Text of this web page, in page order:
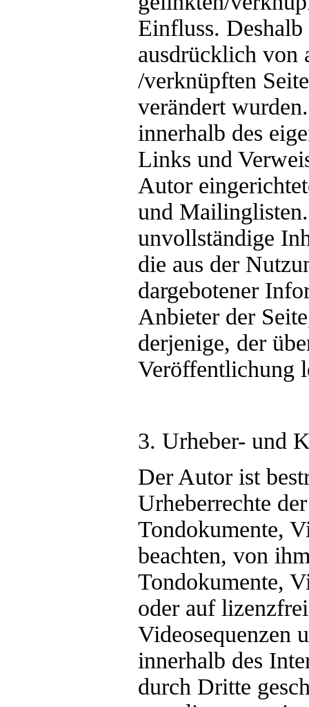
Einfluss.
ausdrücklich von
/verknüpften
verändert
innerhalb des
Links und
Autor
und
unvollständige
die aus der
dargebotener
Anbieter der
derjenige, der
Veröffentlichung
3. Urheber- und
Der Autor ist
Urheberrechte
Tondokumente,
beachten, von
Tondokumente,
oder auf
Videosequenzen
innerhalb des
durch Dritte